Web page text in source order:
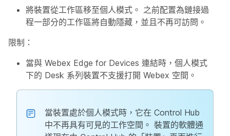
將裝置從工作區移至個人模式。 之前配置為鏈接過
程一部分的工作區將自動隱藏，並且不再可訪問。
限制：
當與 Webex Edge for Devices 連結時，個人模式
下的 Desk 系列裝置不支援打開 Webex 空間。
當裝置處於個人模式時，它在 Control Hub
中不再具有可見的工作空間。 裝置的軟體通